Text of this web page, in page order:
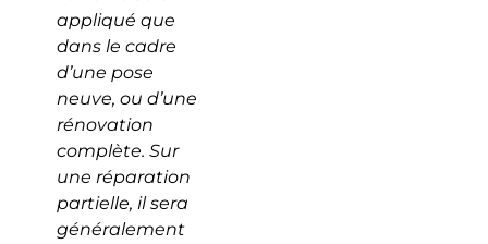
appliqué que
dans le cadre
d’une pose
neuve, ou d’une
rénovation
complète. Sur
une réparation
partielle, il sera
généralement